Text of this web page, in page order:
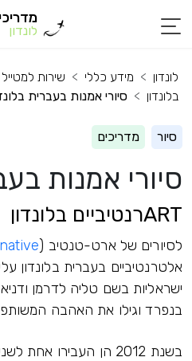
לונדון
לונדון מידע כללי שירות למטייל
בלונדון
סיורי אמנות בעברית
סיור מדריכים
סיורי אמנות
ARTרנטיביים בלונדון
לסיורים של ארט-טנטיב (
ישראליות בשם טליה לדרמן
בנפרד וגילו את האהבה
בשנת 2012 הן העבירו